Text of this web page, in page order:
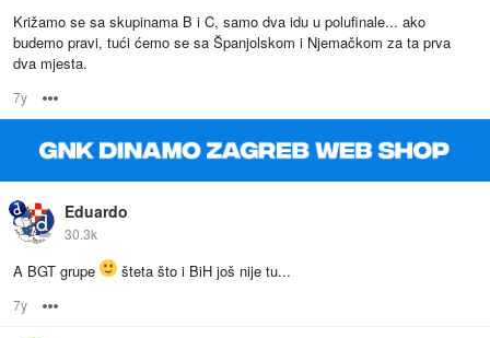
Križamo se sa skupinama B i C, samo dva idu u polufinale... ako
budemo pravi, tući ćemo se sa Španjolskom i Njemačkom za ta prva
dva mjesta.
7y
Eduardo
30.3k
A BGT grupe šteta što i BiH još nije tu...
7y